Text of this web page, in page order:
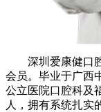
深圳爱康健口腔
会员。毕业于广西
公立医院口腔科及
人，拥有系统扎实